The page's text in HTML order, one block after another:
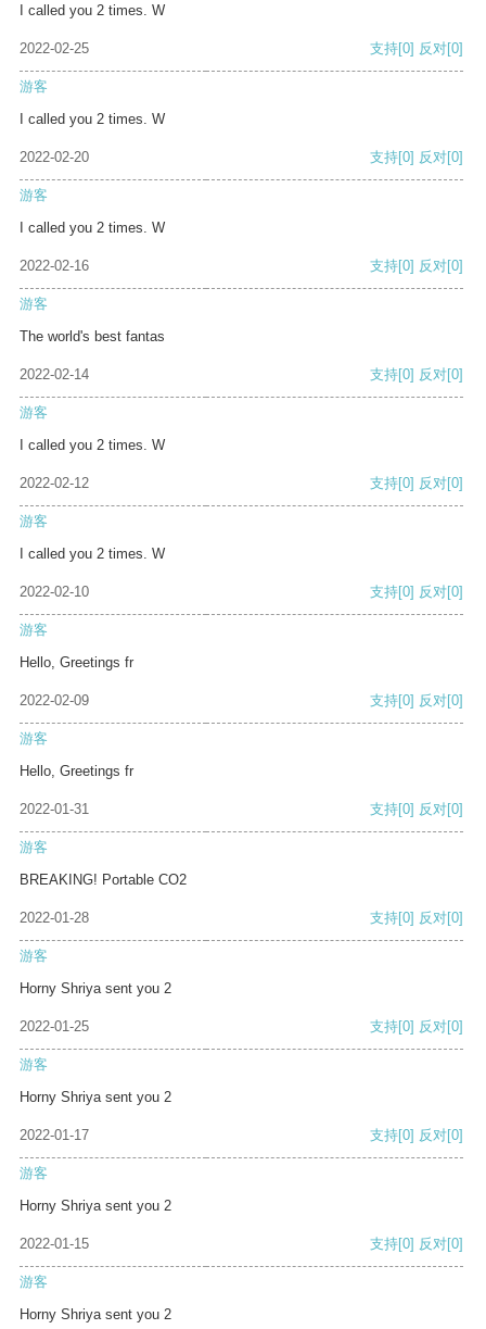
I called you 2 times. W
2022-02-25 支持[0] 反对[0]
游客
I called you 2 times. W
2022-02-20 支持[0] 反对[0]
游客
I called you 2 times. W
2022-02-16 支持[0] 反对[0]
游客
The world's best fantas
2022-02-14 支持[0] 反对[0]
游客
I called you 2 times. W
2022-02-12 支持[0] 反对[0]
游客
I called you 2 times. W
2022-02-10 支持[0] 反对[0]
游客
Hello, Greetings fr
2022-02-09 支持[0] 反对[0]
游客
Hello, Greetings fr
2022-01-31 支持[0] 反对[0]
游客
BREAKING! Portable CO2
2022-01-28 支持[0] 反对[0]
游客
Horny Shriya sent you 2
2022-01-25 支持[0] 反对[0]
游客
Horny Shriya sent you 2
2022-01-17 支持[0] 反对[0]
游客
Horny Shriya sent you 2
2022-01-15 支持[0] 反对[0]
游客
Horny Shriya sent you 2